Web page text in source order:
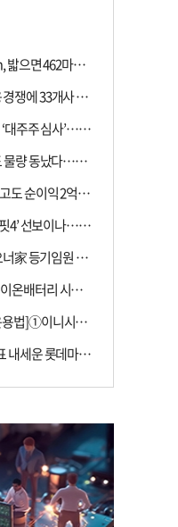
볼보 XC60 T8의 두 얼굴
한·하나 등 새 얼굴 대거 합류
버·두나무 결합도 영향권
앞두고 선두 수성 ‘시험대’
유럽 세부담에 이익 증발
러블 생태계 확장 ‘시동’
·SM 45곳 ‘족벌경영’ 고착화
·에코프로, 상용화 속도낸다
자’…“부동산 담보대출로 투자재원 확보”
…하반기 ‘오카도’ 시험대